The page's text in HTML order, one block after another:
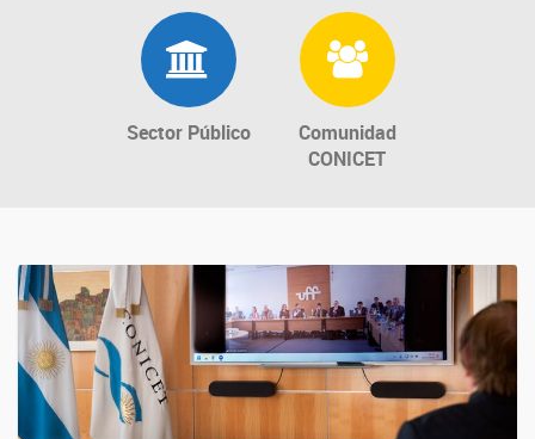
Sector Público
Comunidad
CONICET